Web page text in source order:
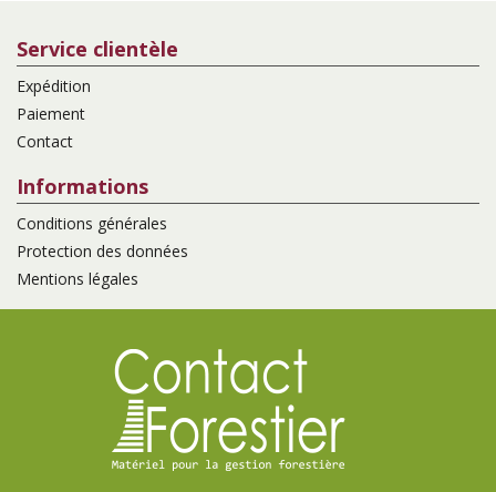
Service clientèle
Expédition
Paiement
Contact
Informations
Conditions générales
Protection des données
Mentions légales